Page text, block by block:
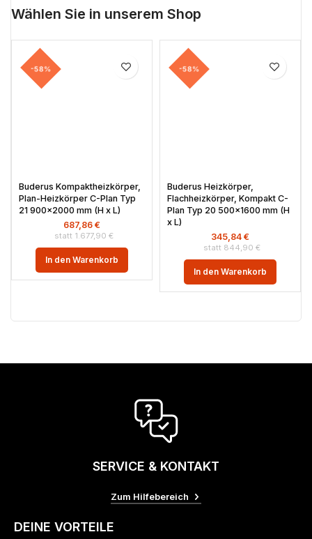
Wählen Sie in unserem Shop
-58%
Buderus Kompaktheizkörper,
Plan-Heizkörper C-Plan Typ
21 900×2000 mm (H x L)
1.677,90 €
687,86 €
In den Warenkorb
-58%
Buderus Heizkörper,
Flachheizkörper, Kompakt C-
Plan Typ 20 500×1600 mm (H
x L)
844,90 €
345,84 €
In den Warenkorb
SERVICE & KONTAKT
Zum Hilfebereich
DEINE VORTEILE